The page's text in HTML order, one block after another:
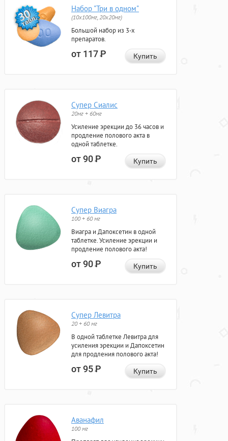
Набор "Три в одном"
(10x100мг, 20x20мг)
Большой набор из 3-х
препаратов.
от 117Р Купить
Супер Сиалис
20мг + 60мг
Усиление эрекции до 36 часов и
продление полового акта в
одной таблетке.
от 90Р Купить
Супер Виагра
100 + 60 мг
Виагра и Дапоксетин в одной
таблетке. Усиление эрекции и
продление полового акта!
от 90Р Купить
Супер Левитра
20 + 60 мг
В одной таблетке Левитра для
усиления эрекции и Дапоксетин
для продления полового акта!
от 95Р Купить
Аванафил
100 мг